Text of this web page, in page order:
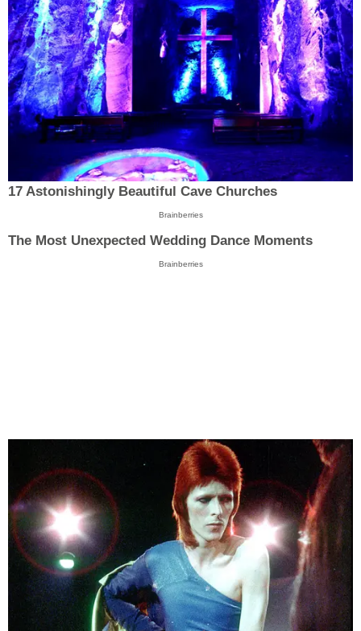
17 Astonishingly Beautiful Cave Churches
Brainberries
The Most Unexpected Wedding Dance Moments
Brainberries